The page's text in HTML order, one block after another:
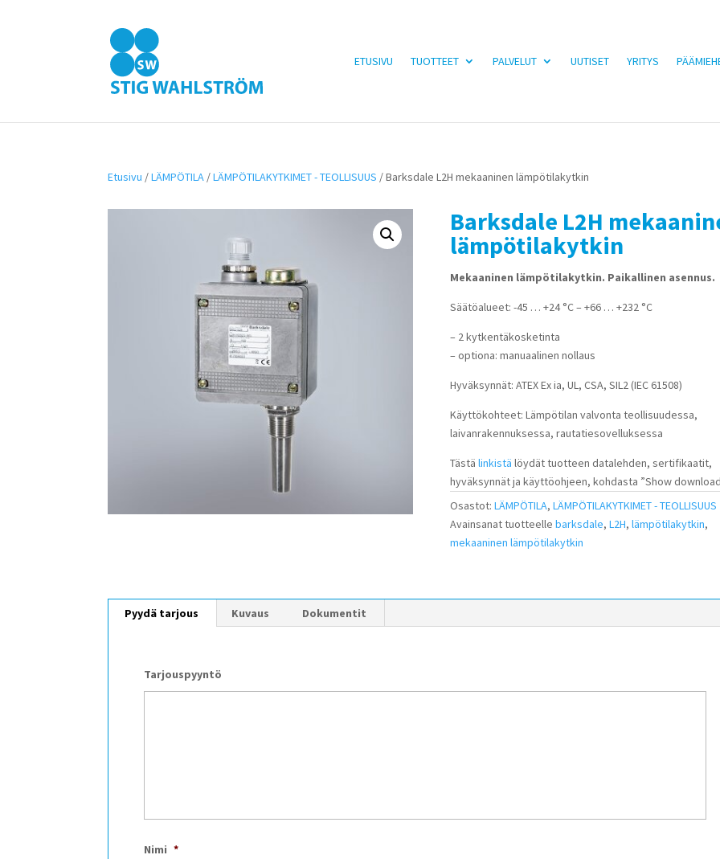
ETUSIVU TUOTTEET PALVELUT UUTISET YRITYS
Etusivu /LÄMPÖTILA /LÄMPÖTILAKYTKIMET - TEOLLISUUS / Barksdale L2H mekaaninen lämpötilakytkin
Barksdale L2H
lämpötilakytkin
Mekaaninen lämpötilakytkin. Paikallinen asennus.
Säätöalueet: -45 … +24 °C – +66 … +232 °C
– 2 kytkentäkosketinta
– optiona: manuaalinen nollaus
Hyväksynnät: ATEX Ex ia, UL, CSA, SIL2 (IEC 61508)
Käyttökohteet: Lämpötilan valvonta teollisuudessa,
laivanrakennuksessa, rautatiesovelluksessa
Tästälinkistä löydät tuotteen datalehden, sertifikaatit,
hyväksynnät ja käyttöohjeen, kohdasta ”Show
Osastot:LÄMPÖTILA,LÄMPÖTILAKYTKIMET - TEOLLISUUS
Avainsanat tuotteellebarksdale,L2H,lämpötilakytkin,
mekaaninen lämpötilakytkin
Pyydä tarjous Kuvaus Dokumentit
Tarjouspyyntö
Nimi *